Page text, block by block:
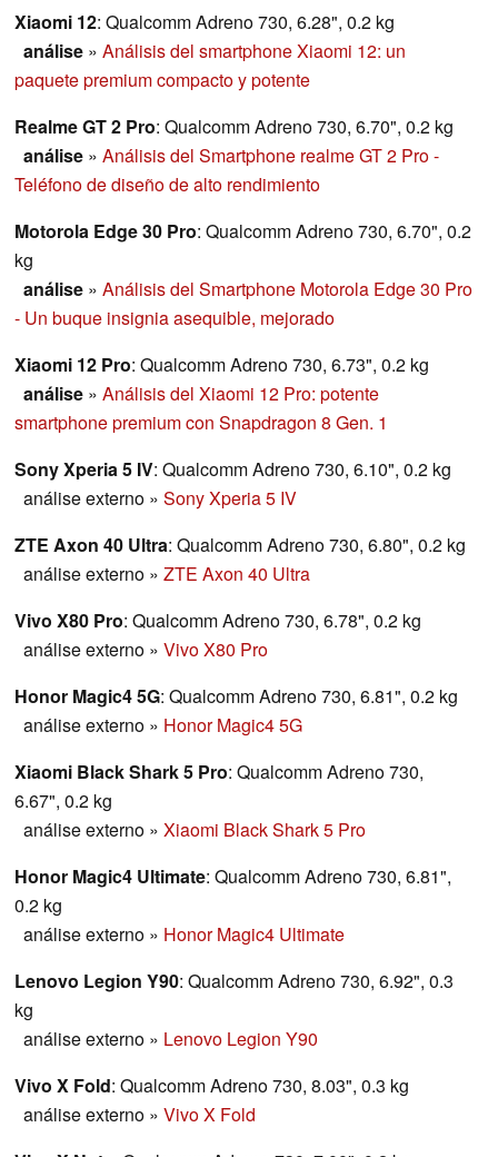
Xiaomi 12: Qualcomm Adreno 730, 6.28", 0.2 kg
análise » Análisis del smartphone Xiaomi 12: un
paquete premium compacto y potente
Realme GT 2 Pro: Qualcomm Adreno 730, 6.70", 0.2 kg
análise » Análisis del Smartphone realme GT 2 Pro -
Teléfono de diseño de alto rendimiento
Motorola Edge 30 Pro: Qualcomm Adreno 730, 6.70", 0.2
kg
análise » Análisis del Smartphone Motorola Edge 30 Pro
- Un buque insignia asequible, mejorado
Xiaomi 12 Pro: Qualcomm Adreno 730, 6.73", 0.2 kg
análise » Análisis del Xiaomi 12 Pro: potente
smartphone premium con Snapdragon 8 Gen. 1
Sony Xperia 5 IV: Qualcomm Adreno 730, 6.10", 0.2 kg
análise externo » Sony Xperia 5 IV
ZTE Axon 40 Ultra: Qualcomm Adreno 730, 6.80", 0.2 kg
análise externo » ZTE Axon 40 Ultra
Vivo X80 Pro: Qualcomm Adreno 730, 6.78", 0.2 kg
análise externo » Vivo X80 Pro
Honor Magic4 5G: Qualcomm Adreno 730, 6.81", 0.2 kg
análise externo » Honor Magic4 5G
Xiaomi Black Shark 5 Pro: Qualcomm Adreno 730,
6.67", 0.2 kg
análise externo » Xiaomi Black Shark 5 Pro
Honor Magic4 Ultimate: Qualcomm Adreno 730, 6.81",
0.2 kg
análise externo » Honor Magic4 Ultimate
Lenovo Legion Y90: Qualcomm Adreno 730, 6.92", 0.3
kg
análise externo » Lenovo Legion Y90
Vivo X Fold: Qualcomm Adreno 730, 8.03", 0.3 kg
análise externo » Vivo X Fold